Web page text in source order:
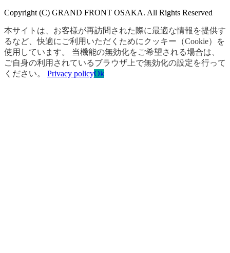
Copyright (C) GRAND FRONT OSAKA. All Rights Reserved
本サイトは、お客様が再訪問された際に最適な情報を提供す
るなど、快適にご利用いただくためにクッキー（Cookie）を
使用しています。 当機能の無効化をご希望される場合は、
ご自身の利用されているブラウザ上で無効化の設定を行って
ください。 Privacy policyOk